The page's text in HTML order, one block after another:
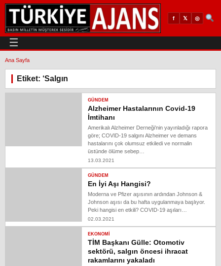
f 𝕏 ◎
☰
Ana Sayfa
Etiket: ‘Salgın
GÜNDEM
Alzheimer Hastalarının Covid-19
İmtihanı
Amerikalı Alzheimer Derneği’nin yayınladığı rapora
göre; COVID-19 salgını Alzheimer ve demans
hastalarını çok olumsuz etkiledi ve normalin
üstünde ölüme sebep…
13.03.2021
GÜNDEM
En İyi Aşı Hangisi?
Moderna ve Pfizer aşısının ardından Johnson &
Johnson aşısı da bu hafta uygulanmaya başlıyor.
Peki hangisi en etkili? COVID-19 aşıları…
02.03.2021
EKONOMI
TİM Başkanı Gülle: Otomotiv
sektörü, salgın öncesi ihracat
rakamlarını yakaladı